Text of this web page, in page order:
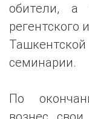
обители, а
регентского
семинарии.
По